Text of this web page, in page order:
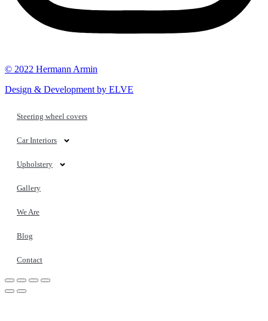
© 2022 Hermann Armin
Design & Development by ELVE
Steering wheel covers
Car Interiors
Upholstery
Gallery
We Are
Blog
Contact